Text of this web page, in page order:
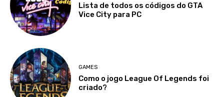
Lista de todos os códigos do GTA
Vice City para PC
GAMES
Como o jogo League Of Legends foi
criado?